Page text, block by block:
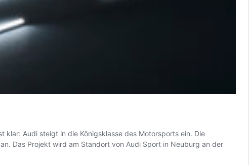
Audi steigt in die Königsklasse des Motorsports ein. Die
Das Projekt wird am Standort von Audi Sport in Neuburg an der